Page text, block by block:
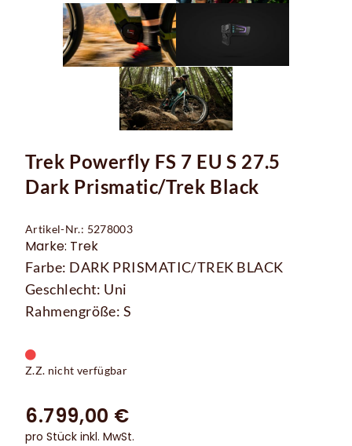
Trek Powerfly FS 7 EU S 27.5
Dark Prismatic/Trek Black
Artikel-Nr.: 5278003
Marke: Trek
Farbe: DARK PRISMATIC/TREK BLACK
Geschlecht: Uni
Rahmengröße: S
Z.Z. nicht verfügbar
6.799,00 €
pro Stück inkl. MwSt.